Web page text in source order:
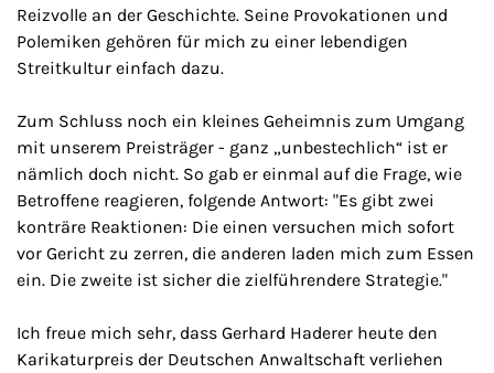
Reizvolle an der Geschichte. Seine Provokationen und
Polemiken gehören für mich zu einer lebendigen
Streitkultur einfach dazu.
Zum Schluss noch ein kleines Geheimnis zum Umgang
mit unserem Preisträger - ganz „unbestechlich“ ist er
nämlich doch nicht. So gab er einmal auf die Frage, wie
Betroffene reagieren, folgende Antwort: "Es gibt zwei
konträre Reaktionen: Die einen versuchen mich sofort
vor Gericht zu zerren, die anderen laden mich zum Essen
ein. Die zweite ist sicher die zielführendere Strategie."
Ich freue mich sehr, dass Gerhard Haderer heute den
Karikaturpreis der Deutschen Anwaltschaft verliehen